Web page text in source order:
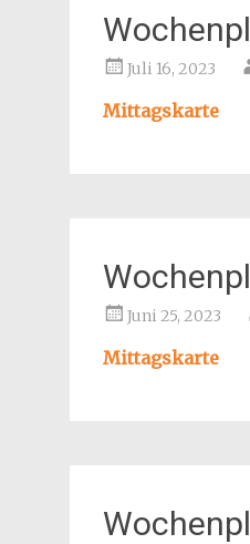
Juli 16, 2023
Mittagskarte
Juni 25, 2023
Mittagskarte